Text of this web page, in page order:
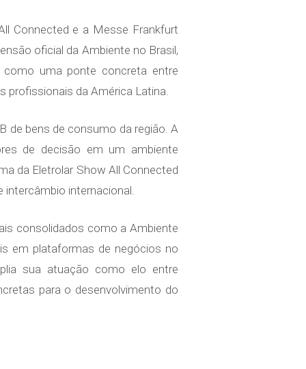
Connected e a Messe Frankfurt
oficial da Ambiente no Brasil,
como uma ponte concreta entre
profissionais da América Latina.
de bens de consumo da região. A
de decisão em um ambiente
da Eletrolar Show All Connected
internacional.
consolidados como a Ambiente
em plataformas de negócios no
sua atuação como elo entre
para o desenvolvimento do